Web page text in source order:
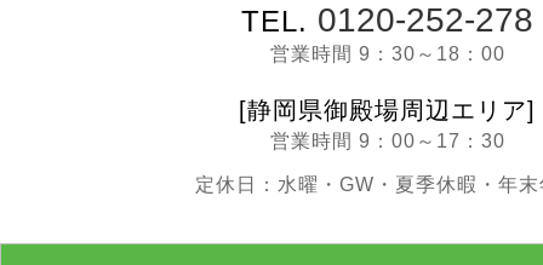
TEL. 0120-252-278
営業時間 9：30～18：00
[静岡県御殿場周辺エリア]
営業時間 9：00～17：30
定休日：水曜・GW・夏季休暇・年末